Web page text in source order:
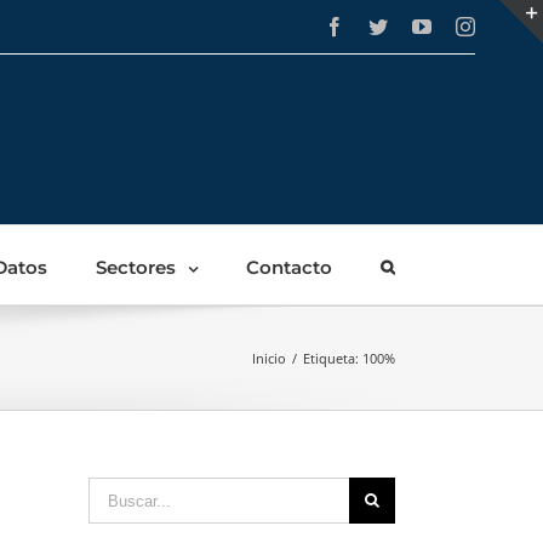
Facebook
TwitterYouTube
Sectores Contacto
Inicio / Etiqueta: 100%